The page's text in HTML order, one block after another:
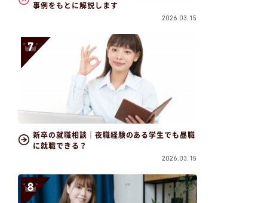
事例をもとに解説します
2026.03.15
新卒の就職相談｜夜職経験のある学生でも昼職
に就職できる？
2026.03.15